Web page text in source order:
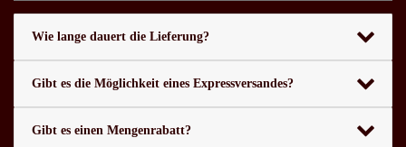
Wie lange dauert die Lieferung?
Gibt es die Möglichkeit eines Expressversandes?
Gibt es einen Mengenrabatt?